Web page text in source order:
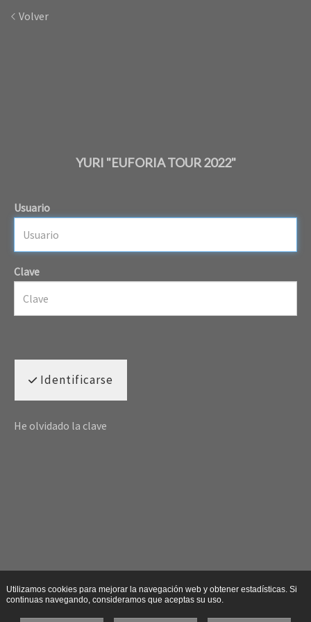
Volver
YURI "EUFORIA TOUR 2022"
Usuario
Clave
Identificarse
He olvidado la clave
Utilizamos cookies para mejorar la navegación web y obtener estadísticas. Si
continuas navegando, consideramos que aceptas su uso.